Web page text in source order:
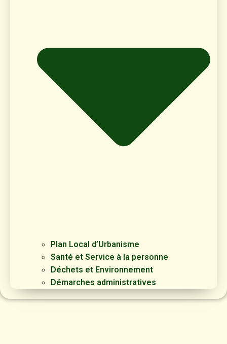
Plan Local d’Urbanisme
Santé et Service à la personne
Déchets et Environnement
Démarches administratives